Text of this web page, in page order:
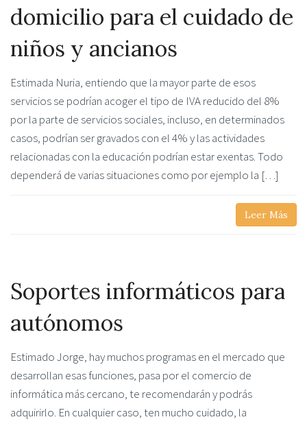
domicilio para el cuidado de
niños y ancianos
Estimada Nuria, entiendo que la mayor parte de esos
servicios se podrían acoger el tipo de IVA reducido del 8%
por la parte de servicios sociales, incluso, en determinados
casos, podrían ser gravados con el 4% y las actividades
relacionadas con la educación podrían estar exentas. Todo
dependerá de varias situaciones como por ejemplo la […]
Leer Más
Soportes informáticos para
autónomos
Estimado Jorge, hay muchos programas en el mercado que
desarrollan esas funciones, pasa por el comercio de
informática más cercano, te recomendarán y podrás
adquirirlo. En cualquier caso, ten mucho cuidado, la